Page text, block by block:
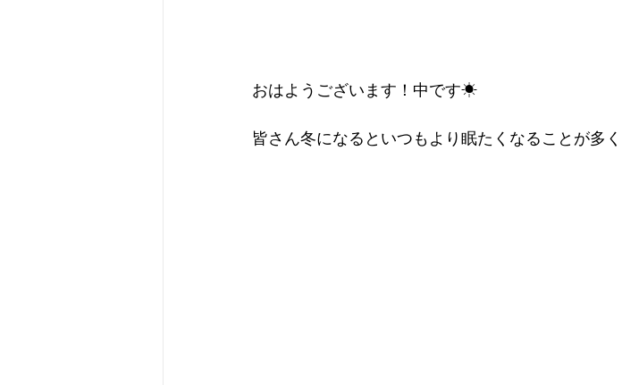
おはようございます！中です☀
皆さん冬になるといつもより眠たくなることが多